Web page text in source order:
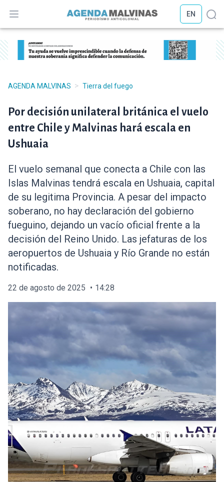
Abrir menú
EN
AGENDA MALVINAS > Tierra del fuego
Por decisión unilateral británica el vuelo
entre Chile y Malvinas hará escala en
Ushuaia
El vuelo semanal que conecta a Chile con las
Islas Malvinas tendrá escala en Ushuaia, capital
de su legitima Provincia. A pesar del impacto
soberano, no hay declaración del gobierno
fueguino, dejando un vacío oficial frente a la
decisión del Reino Unido. Las jefaturas de los
aeropuertos de Ushuaia y Río Grande no están
notificadas.
22 de agosto de 2025 14:28